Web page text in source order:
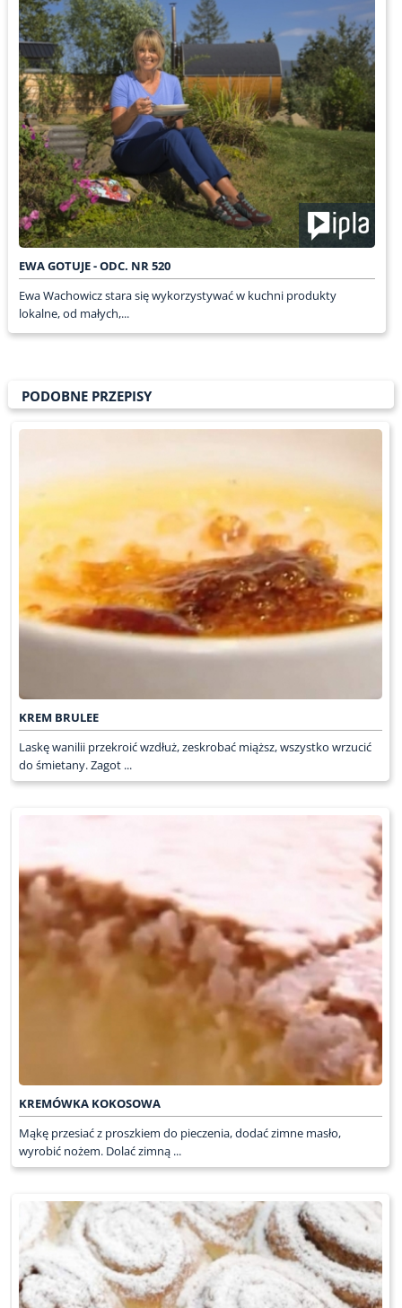
EWA GOTUJE - ODC. NR 520
Ewa Wachowicz stara się wykorzystywać w kuchni produkty
lokalne, od małych,...
PODOBNE PRZEPISY
KREM BRULEE
Laskę wanilii przekroić wzdłuż, zeskrobać miąższ, wszystko wrzucić
do śmietany. Zagot ...
KREMÓWKA KOKOSOWA
Mąkę przesiać z proszkiem do pieczenia, dodać zimne masło,
wyrobić nożem. Dolać zimną ...